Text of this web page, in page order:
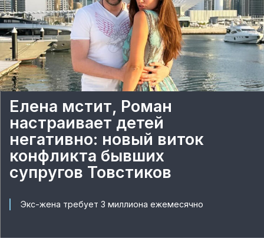
Елена мстит, Роман
настраивает детей
негативно: новый виток
конфликта бывших
супругов Товстиков
Экс-жена требует 3 миллиона ежемесячно